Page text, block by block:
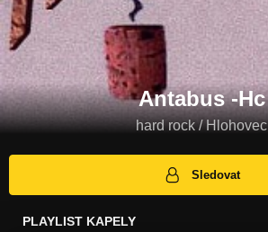
Antabus -Hc
hard rock / Hlohovec
Sledovat
PLAYLIST KAPELY